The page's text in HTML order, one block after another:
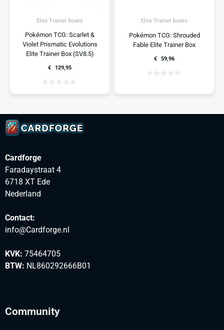
Elite Trainer boxes
Pokémon TCG: Scarlet &
Violet Prismatic Evolutions
Elite Trainer Box (SV8.5)
€ 129,95
Elite Trainer boxes
Pokémon TCG: Shrouded
Fable Elite Trainer Box
€ 59,96
Cardforge
Faradaystraat 4
6718 XT Ede
Nederland
Contact:
info@Cardforge.nl
KVK: 75464705
BTW: NL860292666B01
Community